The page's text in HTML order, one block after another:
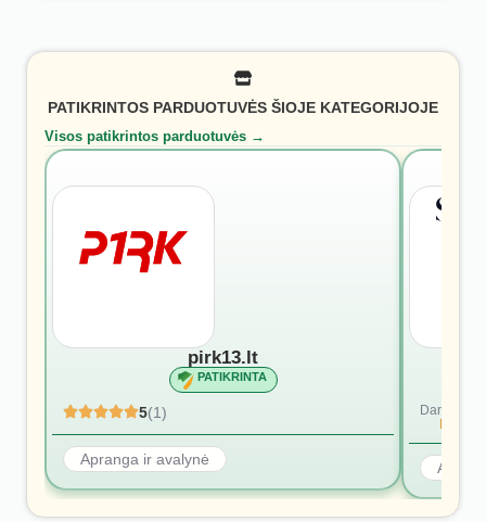
PATIKRINTOS PARDUOTUVĖS ŠIOJE KATEGORIJOJE
Visos patikrintos parduotuvės →
pirk13.lt
PATIKRINTA
5(1)
Apranga ir avalynė
Dar nėra